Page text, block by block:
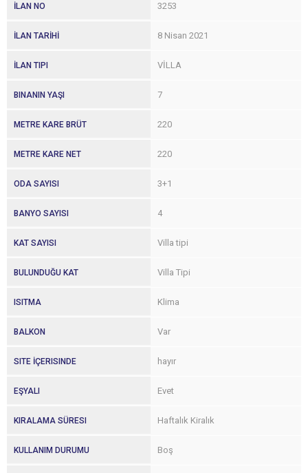
İLAN NO 3253
İLAN TARİHİ 8 Nisan 2021
İLAN TIPI VİLLA
BINANIN YAŞI 7
METRE KARE BRÜT 220
METRE KARE NET 220
ODA SAYISI 3+1
BANYO SAYISI 4
KAT SAYISI Villa tipi
BULUNDUĞU KAT Villa Tipi
ISITMA Klima
BALKON Var
SITE İÇERISINDE hayır
EŞYALI Evet
KIRALAMA SÜRESI Haftalık Kiralık
KULLANIM DURUMU Boş